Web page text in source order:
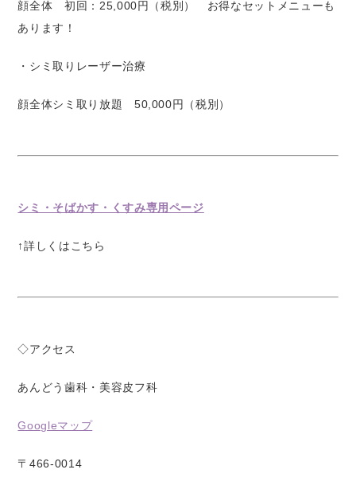
顔全体 初回：25,000円（税別） お得なセットメニューも
あります！
・シミ取りレーザー治療
顔全体シミ取り放題 50,000円（税別）
シミ・そばかす・くすみ専用ページ
↑詳しくはこちら
◇アクセス
あんどう歯科・美容皮フ科
Googleマップ
〒466-0014